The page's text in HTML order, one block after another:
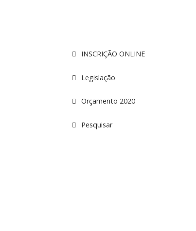
INSCRIÇÃO ONLINE
Legislação
Orçamento 2020
Pesquisar